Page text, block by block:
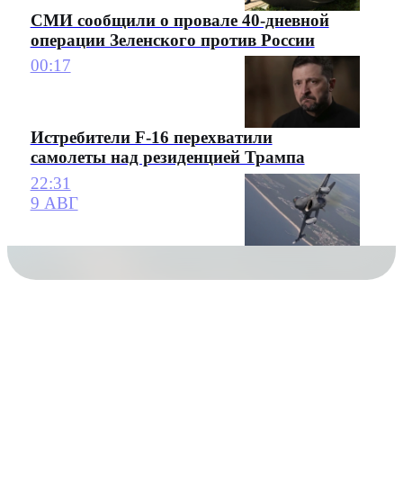
СМИ сообщили о провале 40-дневной
операции Зеленского против России
00:17
Истребители F-16 перехватили
самолеты над резиденцией Трампа
22:31
9 АВГ